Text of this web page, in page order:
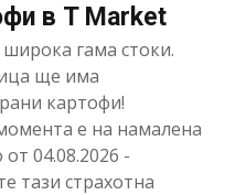
в T Market
гама стоки.
ще има
картофи!
е на намалена
04.08.2026 -
тази страхотна